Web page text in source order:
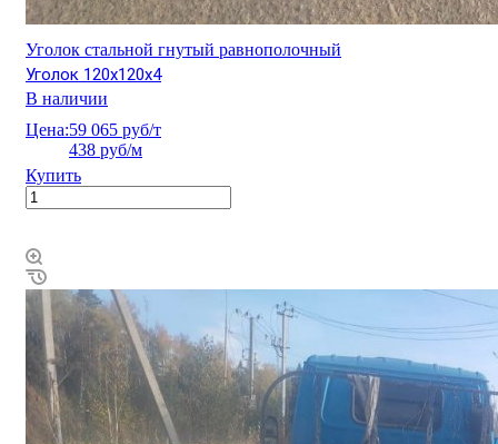
Уголок стальной гнутый равнополочный
Уголок 120х120х4
В наличии
Цена:59 065 руб/т
438 руб/м
Купить